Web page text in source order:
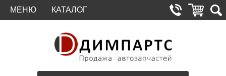
МЕНЮ КАТАЛОГ